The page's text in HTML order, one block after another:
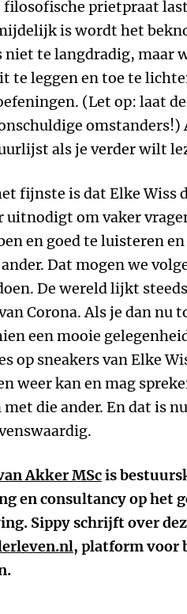
prietpraat
is wordt het
niet te langdradig, maar
te leggen en toe te
(Let op: laat
als je verder wilt
fijnste is dat Elke Wiss
uitnodigt om vaker
en goed te luisteren
ander. Dat mogen we
De wereld lijkt
Corona. Als je dan nu
een mooie
op sneakers van Elke
weer kan en mag
met die ander. En dat is
Akker MScis
en consultancy op het
Sippy schrijft over
, platform voor